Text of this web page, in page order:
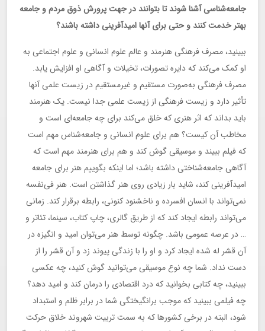
جامعه‌شناسی آشنا شوند تا بتوانند در جهت پرورش ذوق مردم و جامعه
بهتر خدمت کنند و حتی برای آنها امیدآفرینی داشته باشند؟
ببینید، مصرف فرهنگی هنرمند و عالم علوم انسانی و علوم اجتماعی به
او کمک می‌کند که دایره تصورات، تخیلات و آگاهی او افزایش یابد.
مصرف فرهنگی به‌صورت مستقیم و غیرمستقیم در زیست علمی آنها
تأثیر دارد و زیست فرهنگی از زیست علمی جدا نیست. یک هنرمند
باید بداند که اثر هنری که خلق می‌کند برای چه جامعه‌ای است و
مخاطب آن کیست؟ هم برای علوم انسانی و جامعه‌شناس مهم است
که فیلم ببیند و موسیقی گوش کند و هم برای هنرمند مهم است که
آگاهی جامعه‌شناختی داشته باشد؛ اما اینکه بگوییم هنر برای جامعه
امیدآفرینی کند، شاید بار زیادی روی هنر گذاشتن است. هنر فی‌نفسه
نمی‌تواند با انسان افسرده و ناخشنود کنونی، رابطه برقرار کند. زمانی
می‌تواند رابطه ایجاد کند که از طریق گالری، چاپ کتاب، سینما، تئاتر و
… در عرصه عمومی باشد. چگونه توسط هنر می‌توان امید و انگیزه در
آن قشر له شده ایجاد کرد و او را با زندگی پیوند زد و آن قشر را از
دست نداد. شما چه نوع موسیقی می‌توانید گوش کنید، چه عکسی
ببینید، چه کتابی بخوانید که درد اقتصادی را درمان کند و امید دهد؟
چه فیلمی ببینید که موجب برانگیختگی شما در برابر ظلم و استبداد
شود، البته در برخی کشورها که به سمت تربیت شهروند خلاق حرکت